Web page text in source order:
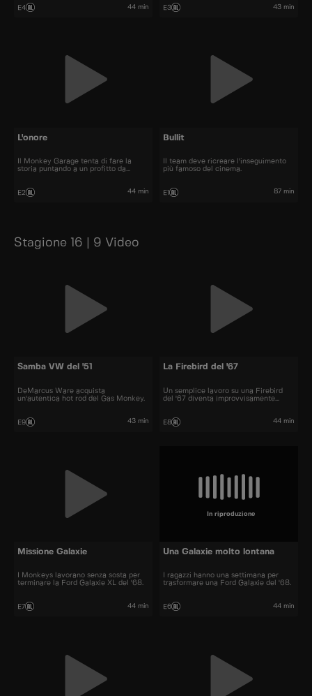
E4 44 min E3 43 min
L'onore
Il Monkey Garage tenta di fare la
storia puntando a un profitto da
E2 44 min
Bullit
Il team deve ricreare l'inseguimento
più famoso del cinema.
E1 87 min
Stagione 16 | 9 Video
Samba VW del '51
DeMarcus Ware acquista
un'autentica hot rod del Gas Monkey.
E9 43 min
La Firebird del '67
Un semplice lavoro su una Firebird
del '67 diventa improvvisamente
E8 44 min
Missione Galaxie
I Monkeys lavorano senza sosta per
terminare la Ford Galaxie XL del '68.
E7 44 min
In riproduzione
Una Galaxie molto lontana
I ragazzi hanno una settimana per
trasformare una Ford Galaxie del '68.
E6 44 min